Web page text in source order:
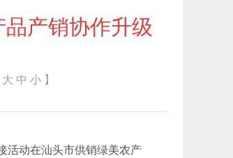
品产销协作升级
大 中 小 】
活动在汕头市供销绿美农产